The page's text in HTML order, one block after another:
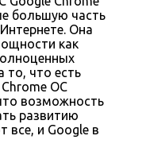
большую часть
Она
как
то, что есть
ОС
возможность
развитию
все, и Google в